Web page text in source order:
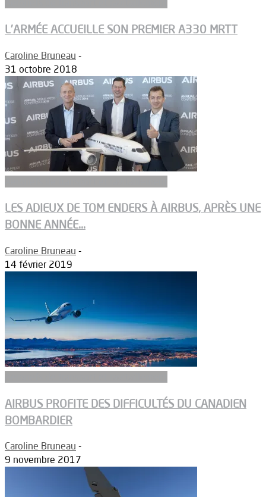
L’ARMÉE ACCUEILLE SON PREMIER A330 MRTT
Caroline Bruneau -
31 octobre 2018
LES ADIEUX DE TOM ENDERS À AIRBUS, APRÈS UNE
BONNE ANNÉE...
Caroline Bruneau -
14 février 2019
AIRBUS PROFITE DES DIFFICULTÉS DU CANADIEN
BOMBARDIER
Caroline Bruneau -
9 novembre 2017